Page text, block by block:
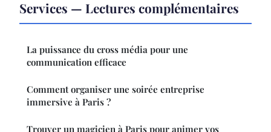
Services — Lectures complémentaires
La puissance du cross média pour une
communication efficace
Comment organiser une soirée entreprise
immersive à Paris ?
Trouver un magicien à Paris pour animer vos